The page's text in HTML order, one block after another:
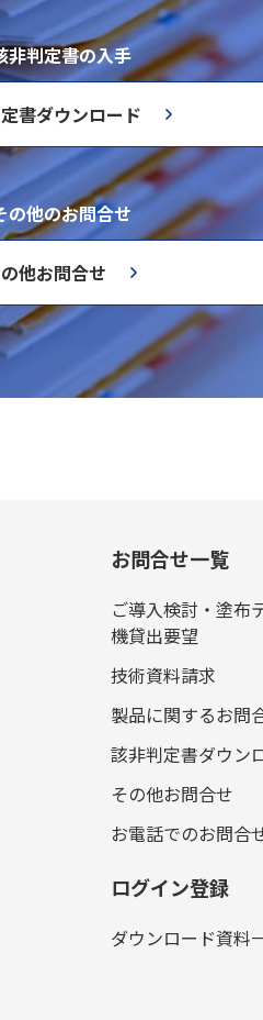
非判定書の入手
書ダウンロード
の他のお問合せ
他お問合せ
お問合せ一覧
ご導入検討・塗布
機貸出要望
技術資料請求
製品に関するお問
該非判定書ダウン
その他お問合せ
お電話でのお問合
ログイン登録
ダウンロード資料